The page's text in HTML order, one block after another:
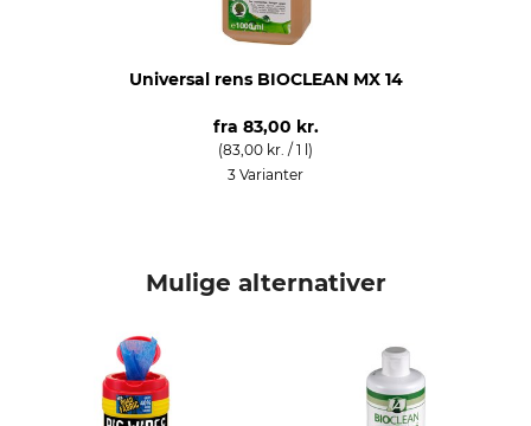
Universal rens BIOCLEAN MX 14
fra 83,00 kr.
(83,00 kr. / 1 l)
3 Varianter
Mulige alternativer